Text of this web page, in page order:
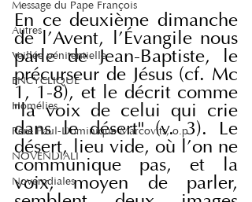
Message du Pape François
Autres
Veillée pénitentielle
ENCYCLIQUE
Homélies
Père Paul-Dominique Marcovits, o.p.
NOVENDIALI
Novemdiales
En ce deuxième dimanche
de l'Avent, l'Évangile nous
parle de Jean-Baptiste, le
précurseur de Jésus (cf. Mc
1, 1-8), et le décrit comme
"la voix de celui qui crie
dans le désert" (v. 3). Le
désert, lieu vide, où l'on ne
communique pas, et la
voix, moyen de parler,